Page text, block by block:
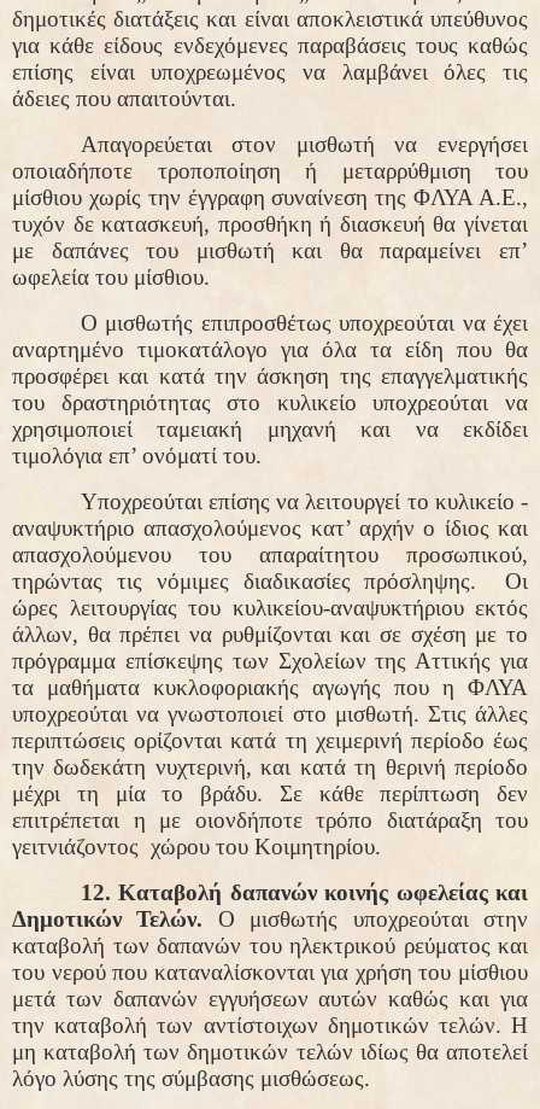
δημοτικές διατάξεις και είναι αποκλειστικά υπεύθυνος
για κάθε είδους ενδεχόμενες παραβάσεις τους καθώς
επίσης είναι υποχρεωμένος να λαμβάνει όλες τις
άδειες που απαιτούνται.
Απαγορεύεται στον μισθωτή να ενεργήσει
οποιαδήποτε τροποποίηση ή μεταρρύθμιση του
μίσθιου χωρίς την έγγραφη συναίνεση της ΦΛΥΑ Α.Ε.,
τυχόν δε κατασκευή, προσθήκη ή διασκευή θα γίνεται
με δαπάνες του μισθωτή και θα παραμείνει επ’
ωφελεία του μίσθιου.
Ο μισθωτής επιπροσθέτως υποχρεούται να έχει
αναρτημένο τιμοκατάλογο για όλα τα είδη που θα
προσφέρει και κατά την άσκηση της επαγγελματικής
του δραστηριότητας στο κυλικείο υποχρεούται να
χρησιμοποιεί ταμειακή μηχανή και να εκδίδει
τιμολόγια επ’ ονόματί του.
Υποχρεούται επίσης να λειτουργεί το κυλικείο -
αναψυκτήριο απασχολούμενος κατ’ αρχήν ο ίδιος και
απασχολούμενου του απαραίτητου προσωπικού,
τηρώντας τις νόμιμες διαδικασίες πρόσληψης.
Οι
ώρες λειτουργίας του κυλικείου-αναψυκτήριου εκτός
άλλων, θα πρέπει να ρυθμίζονται και σε σχέση με το
πρόγραμμα επίσκεψης των Σχολείων της Αττικής για
τα μαθήματα κυκλοφοριακής αγωγής που η ΦΛΥΑ
υποχρεούται να γνωστοποιεί στο μισθωτή. Στις άλλες
περιπτώσεις ορίζονται κατά τη χειμερινή περίοδο έως
την δωδεκάτη νυχτερινή, και κατά τη θερινή περίοδο
μέχρι τη μία το βράδυ. Σε κάθε περίπτωση δεν
επιτρέπεται η με οιονδήποτε τρόπο διατάραξη του
γειτνιάζοντος χώρου του Κοιμητηρίου.
12. Καταβολή δαπανών κοινής ωφελείας και
Δημοτικών Τελών. Ο μισθωτής υποχρεούται στην
καταβολή των δαπανών του ηλεκτρικού ρεύματος και
του νερού που καταναλίσκονται για χρήση του μίσθιου
μετά των δαπανών εγγυήσεων αυτών καθώς και για
την καταβολή των αντίστοιχων δημοτικών τελών. Η
μη καταβολή των δημοτικών τελών ιδίως θα αποτελεί
λόγο λύσης της σύμβασης μισθώσεως.